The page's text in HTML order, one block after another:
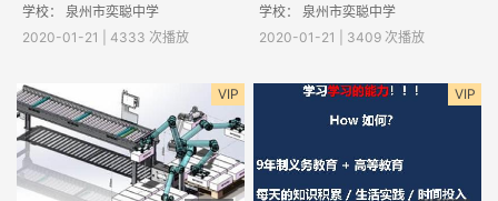
学校： 泉州市奕聪中学
2020-01-21 | 4333 次播放
学校： 泉州市奕聪中学
2020-01-21 | 3409 次播放
VIP VIP